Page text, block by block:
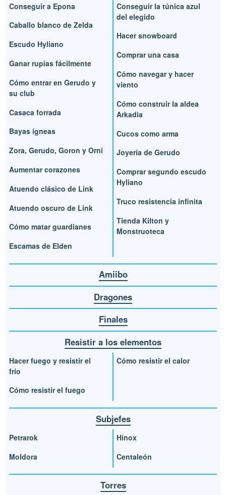
Conseguir a Epona
Caballo blanco de Zelda
Escudo Hyliano
Ganar rupias fácilmente
Cómo entrar en Gerudo y
su club
Casaca forrada
Bayas ígneas
Zora, Gerudo, Goron y Orni
Aumentar corazones
Atuendo clásico de Link
Atuendo oscuro de Link
Cómo matar guardianes
Escamas de Elden
Conseguir la túnica azul
del elegido
Hacer snowboard
Comprar una casa
Cómo navegar y hacer
viento
Cómo construir la aldea
Arkadia
Cucos como arma
Joyería de Gerudo
Comprar segundo escudo
Hyliano
Truco resistencia infinita
Tienda Kilton y
Monstruoteca
Amiibo
Dragones
Finales
Resistir a los elementos
Hacer fuego y resistir el
frío
Cómo resistir el fuego
Cómo resistir el calor
Subjefes
Petrarok
Moldora
Hinox
Centaleón
Torres